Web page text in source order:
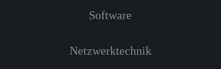
Software
Netzwerktechnik